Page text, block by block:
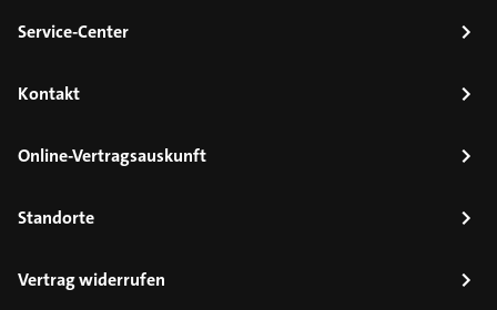
Service-Center
Kontakt
Online-Vertragsauskunft
Standorte
Vertrag widerrufen